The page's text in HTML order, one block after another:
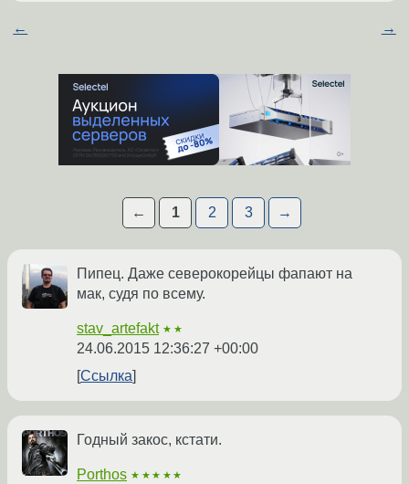
← →
← 1 2 3 →
Пипец. Даже северокорейцы фапают на
мак, судя по всему.
stav_artefakt ★★
24.06.2015 12:36:27 +00:00
Ссылка
Годный закос, кстати.
Porthos ★★★★★